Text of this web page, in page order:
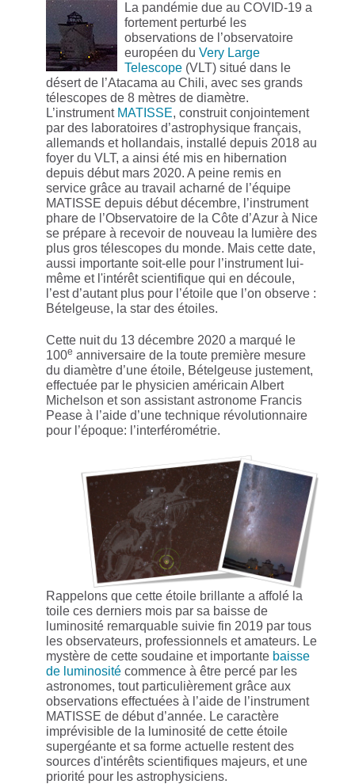
La pandémie due au COVID-19 a
fortement perturbé les
observations de l’observatoire
européen du Very Large
Telescope (VLT) situé dans le
désert de l’Atacama au Chili, avec ses grands
télescopes de 8 mètres de diamètre.
L’instrument MATISSE, construit conjointement
par des laboratoires d’astrophysique français,
allemands et hollandais, installé depuis 2018 au
foyer du VLT, a ainsi été mis en hibernation
depuis début mars 2020. A peine remis en
service grâce au travail acharné de l’équipe
MATISSE depuis début décembre, l’instrument
phare de l’Observatoire de la Côte d’Azur à Nice
se prépare à recevoir de nouveau la lumière des
plus gros télescopes du monde. Mais cette date,
aussi importante soit-elle pour l’instrument lui-
même et l'intérêt scientifique qui en découle,
l’est d’autant plus pour l’étoile que l’on observe :
Bételgeuse, la star des étoiles.
Cette nuit du 13 décembre 2020 a marqué le
100e anniversaire de la toute première mesure
du diamètre d’une étoile, Bételgeuse justement,
effectuée par le physicien américain Albert
Michelson et son assistant astronome Francis
Pease à l’aide d’une technique révolutionnaire
pour l’époque: l’interférométrie.
Rappelons que cette étoile brillante a affolé la
toile ces derniers mois par sa baisse de
luminosité remarquable suivie fin 2019 par tous
les observateurs, professionnels et amateurs. Le
mystère de cette soudaine et importante baisse
de luminosité commence à être percé par les
astronomes, tout particulièrement grâce aux
observations effectuées à l’aide de l’instrument
MATISSE de début d’année. Le caractère
imprévisible de la luminosité de cette étoile
supergéante et sa forme actuelle restent des
sources d'intérêts scientifiques majeurs, et une
priorité pour les astrophysiciens.